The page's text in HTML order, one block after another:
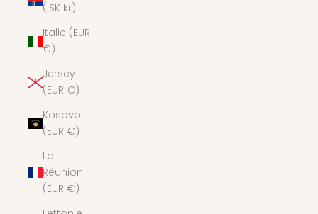
(ISK kr)
Italie (EUR
€)
Jersey
(EUR €)
Kosovo
(EUR €)
La
Réunion
(EUR €)